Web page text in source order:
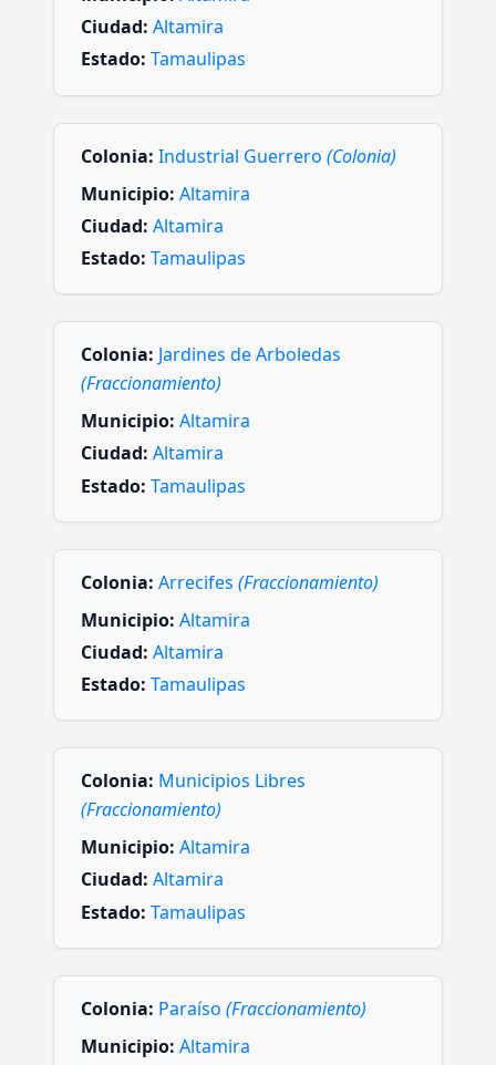
Ciudad: Altamira
Estado: Tamaulipas
Colonia: Industrial Guerrero (Colonia)
Municipio: Altamira
Ciudad: Altamira
Estado: Tamaulipas
Colonia: Jardines de Arboledas
(Fraccionamiento)
Municipio: Altamira
Ciudad: Altamira
Estado: Tamaulipas
Colonia: Arrecifes (Fraccionamiento)
Municipio: Altamira
Ciudad: Altamira
Estado: Tamaulipas
Colonia: Municipios Libres
(Fraccionamiento)
Municipio: Altamira
Ciudad: Altamira
Estado: Tamaulipas
Colonia: Paraíso (Fraccionamiento)
Municipio: Altamira